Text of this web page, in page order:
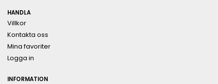
HANDLA
Villkor
Kontakta oss
Mina favoriter
Logga in
INFORMATION